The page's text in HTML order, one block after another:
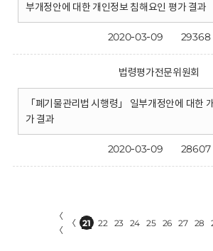
부개정안에 대한 개인정보 침해요인 평가 결과
2020-03-09 29368
법령평가전문위원회
「폐기물관리법 시행령」 일부개정안에 대한
가 결과
2020-03-09 28607
〈
〈
〈 21 22 23 24 25 26 27 28